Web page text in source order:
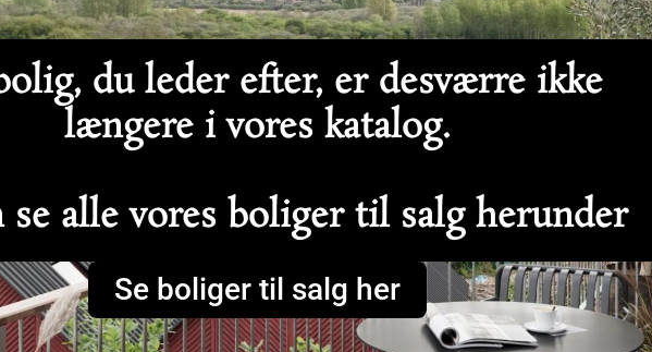
du leder efter, er desværre ikke
længere i vores katalog.
se alle vores boliger til salg herunder
Se boliger til salg her